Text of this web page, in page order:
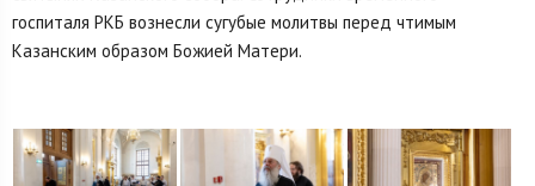
госпиталя РКБ вознесли сугубые молитвы перед чтимым
Казанским образом Божией Матери.